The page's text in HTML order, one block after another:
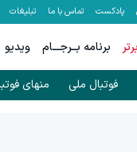
پادکست تماس با ما تبلیغات
برنامه بــرجـــام ویدیو
فوتبال ملی منهای